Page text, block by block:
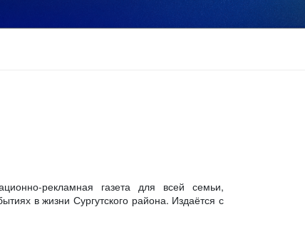
рекламная газета для всей семьи,
в жизни Сургутского района. Издаётся с